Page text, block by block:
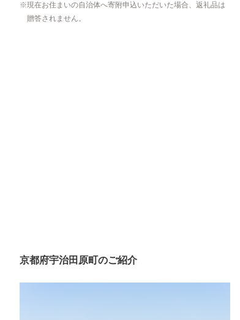
現在お住まいの自治体へ寄附申込いただいた場合、返礼品は
贈答されません。
京都府宇治田原町のご紹介